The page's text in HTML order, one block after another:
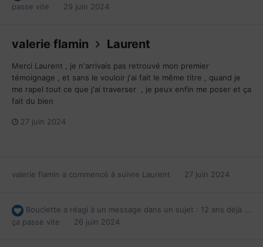
passe vite
29 juin 2024
valerie flamin Laurent
Merci Laurent , je n'arrivais pas retrouvé mon premier
témoignage , et sans le vouloir j'ai fait le même titre , quand je
me rapel tout ce que j'ai traverser , je peux enfin me poser et ça
fait du bien
27 juin 2024
valerie flamin a commencé à suivre Laurent 27 juin 2024
Bouclette a réagi à un message dans un sujet : 12 ans déjà ...
ça passe vite
26 juin 2024